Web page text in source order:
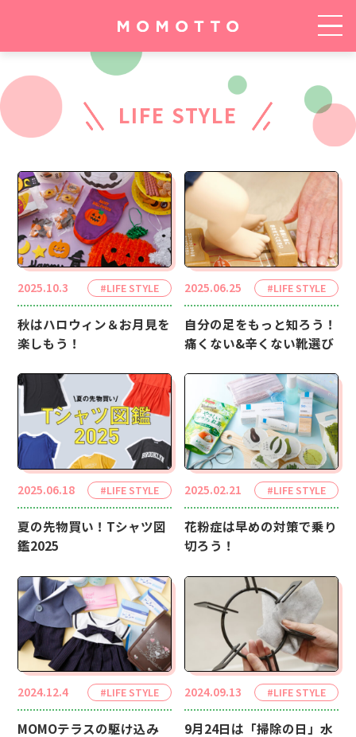
LIFE STYLE
2025.10.3 #LIFE STYLE
秋はハロウィン＆お月見を
楽しもう！
2025.06.25 #LIFE STYLE
自分の足をもっと知ろう！
痛くない&辛くない靴選び
2025.06.18 #LIFE STYLE
夏の先物買い！Tシャツ図
鑑2025
2025.02.21 #LIFE STYLE
花粉症は早めの対策で乗り
切ろう！
2024.12.4 #LIFE STYLE
MOMOテラスの駆け込み
2024.09.13 #LIFE STYLE
9月24日は「掃除の日」水